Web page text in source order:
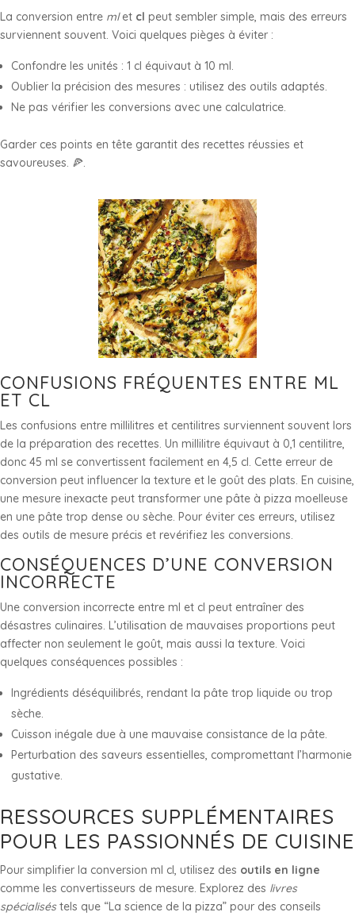
La conversion entre mlet cl peut sembler simple, mais des erreurs
surviennent souvent. Voici quelques pièges à éviter :
Confondre les unités : 1 cl équivaut à 10 ml.
Oublier la précision des mesures : utilisez des outils adaptés.
Ne pas vérifier les conversions avec une calculatrice.
Garder ces points en tête garantit des recettes réussies et
savoureuses. 🍕.
CONFUSIONS FRÉQUENTES ENTRE ML
ET CL
Les confusions entre millilitres et centilitres surviennent souvent lors
de la préparation des recettes. Un millilitre équivaut à 0,1 centilitre,
donc 45 ml se convertissent facilement en 4,5 cl. Cette erreur de
conversion peut influencer la texture et le goût des plats. En cuisine,
une mesure inexacte peut transformer une pâte à pizza moelleuse
en une pâte trop dense ou sèche. Pour éviter ces erreurs, utilisez
des outils de mesure précis et revérifiez les conversions.
CONSÉQUENCES D’UNE CONVERSION
INCORRECTE
Une conversion incorrecte entre ml et cl peut entraîner des
désastres culinaires. L’utilisation de mauvaises proportions peut
affecter non seulement le goût, mais aussi la texture. Voici
quelques conséquences possibles :
Ingrédients déséquilibrés, rendant la pâte trop liquide ou trop
sèche.
Cuisson inégale due à une mauvaise consistance de la pâte.
Perturbation des saveurs essentielles, compromettant l’harmonie
gustative.
RESSOURCES SUPPLÉMENTAIRES
POUR LES PASSIONNÉS DE CUISINE
Pour simplifier la conversion ml cl, utilisez des outils en ligne
comme les convertisseurs de mesure. Explorez des livres
spécialiséstels que “La science de la pizza” pour des conseils